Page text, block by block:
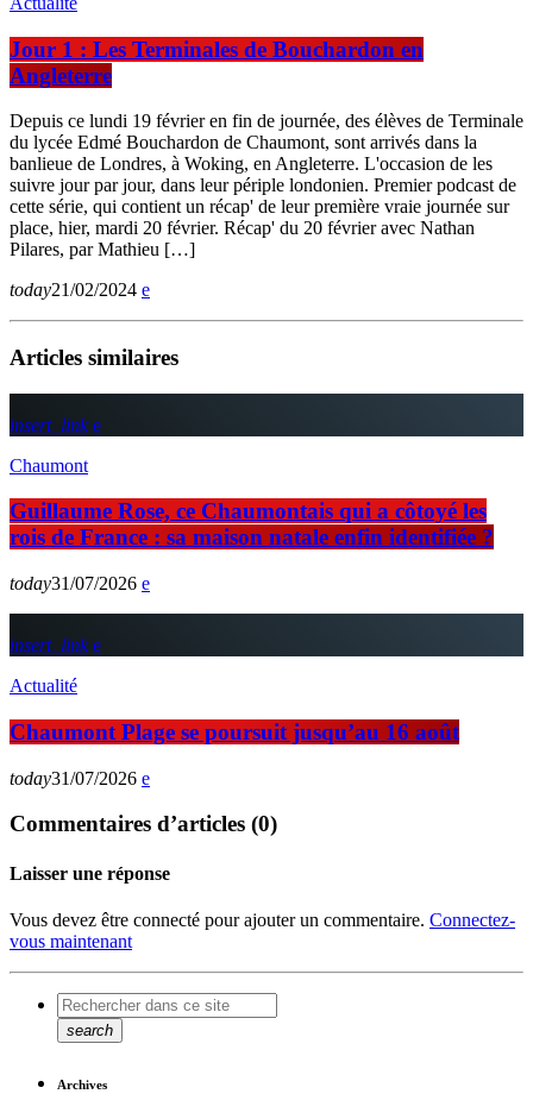
Jour 1 : Les Terminales de Bouchardon en
Angleterre
Depuis ce lundi 19 février en fin de journée, des élèves de Terminale
du lycée Edmé Bouchardon de Chaumont, sont arrivés dans la
banlieue de Londres, à Woking, en Angleterre. L'occasion de les
suivre jour par jour, dans leur périple londonien. Premier podcast de
cette série, qui contient un récap' de leur première vraie journée sur
place, hier, mardi 20 février. Récap' du 20 février avec Nathan
Pilares, par Mathieu […]
today21/02/2024
Articles similaires
insert_link
Chaumont
Guillaume Rose, ce Chaumontais qui a côtoyé les
rois de France : sa maison natale enfin identifiée ?
today31/07/2026
insert_link
Actualité
Chaumont Plage se poursuit jusqu’au 16 août
today31/07/2026
Commentaires d’articles (0)
Laisser une réponse
Vous devez être connecté pour ajouter un commentaire. Connectez-
vous maintenant
search
Archives